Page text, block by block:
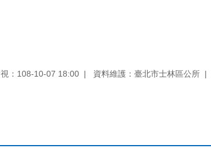
：108-10-07 18:00 資料維護：臺北市士林區公所